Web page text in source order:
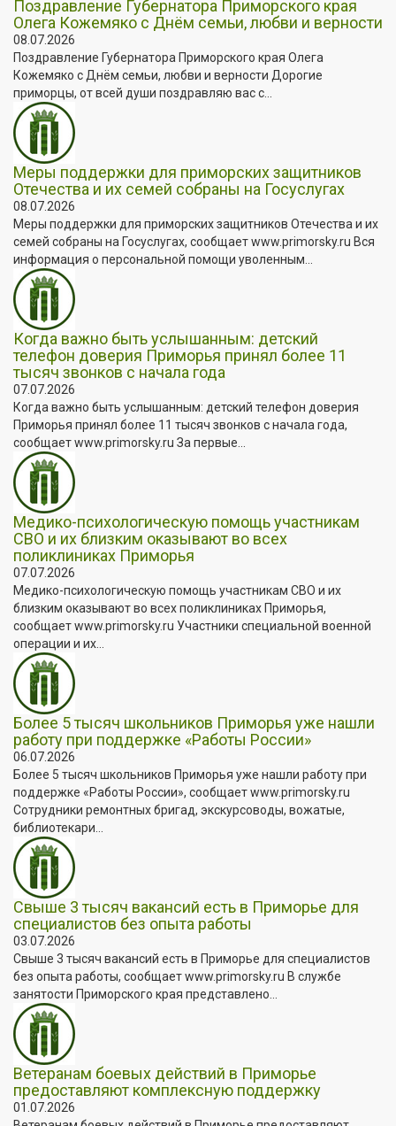
Поздравление Губернатора Приморского края
Олега Кожемяко с Днём семьи, любви и верности
08.07.2026
Поздравление Губернатора Приморского края Олега
Кожемяко с Днём семьи, любви и верности Дорогие
приморцы, от всей души поздравляю вас с...
Меры поддержки для приморских защитников
Отечества и их семей собраны на Госуслугах
08.07.2026
Меры поддержки для приморских защитников Отечества и их
семей собраны на Госуслугах, сообщает www.primorsky.ru Вся
информация о персональной помощи уволенным...
Когда важно быть услышанным: детский
телефон доверия Приморья принял более 11
тысяч звонков с начала года
07.07.2026
Когда важно быть услышанным: детский телефон доверия
Приморья принял более 11 тысяч звонков с начала года,
сообщает www.primorsky.ru За первые...
Медико-психологическую помощь участникам
СВО и их близким оказывают во всех
поликлиниках Приморья
07.07.2026
Медико-психологическую помощь участникам СВО и их
близким оказывают во всех поликлиниках Приморья,
сообщает www.primorsky.ru Участники специальной военной
операции и их...
Более 5 тысяч школьников Приморья уже нашли
работу при поддержке «Работы России»
06.07.2026
Более 5 тысяч школьников Приморья уже нашли работу при
поддержке «Работы России», сообщает www.primorsky.ru
Сотрудники ремонтных бригад, экскурсоводы, вожатые,
библиотекари...
Свыше 3 тысяч вакансий есть в Приморье для
специалистов без опыта работы
03.07.2026
Свыше 3 тысяч вакансий есть в Приморье для специалистов
без опыта работы, сообщает www.primorsky.ru В службе
занятости Приморского края представлено...
Ветеранам боевых действий в Приморье
предоставляют комплексную поддержку
01.07.2026